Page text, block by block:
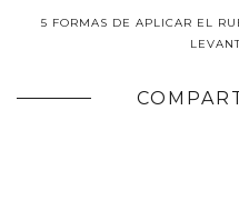
5 FORMAS DE APLICAR EL